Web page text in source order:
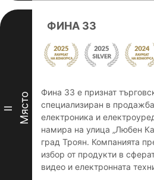
II Място
ФИНА 33
Фина 33 е признат
специализиран в
електроника и
намира на улица „Любен
град Троян. Компанията
избор от продукти в
видео и електронната